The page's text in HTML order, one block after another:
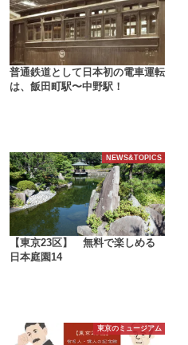
普通鉄道として日本初の電車運転
は、飯田町駅〜中野駅！
NEWS&TOPICS
【東京23区】 無料で楽しめる
日本庭園14
東京のミュージアム